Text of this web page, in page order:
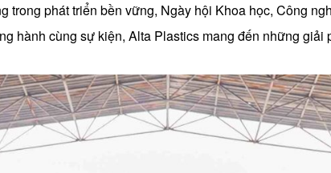
trong phát triển bền vững, Ngày hội Khoa học, Công
hành cùng sự kiện, Alta Plastics mang đến những